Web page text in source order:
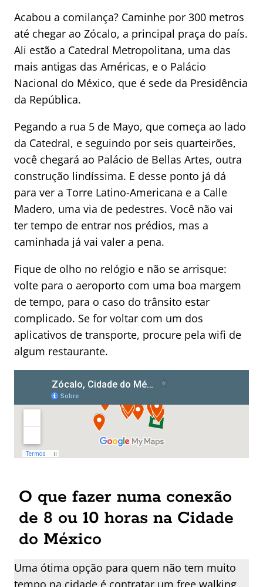
Acabou a comilança? Caminhe por 300 metros
até chegar ao Zócalo, a principal praça do país.
Ali estão a Catedral Metropolitana, uma das
mais antigas das Américas, e o Palácio
Nacional do México, que é sede da Presidência
da República.
Pegando a rua 5 de Mayo, que começa ao lado
da Catedral, e seguindo por seis quarteirões,
você chegará ao Palácio de Bellas Artes, outra
construção lindíssima. E desse ponto já dá
para ver a Torre Latino-Americana e a Calle
Madero, uma via de pedestres. Você não vai
ter tempo de entrar nos prédios, mas a
caminhada já vai valer a pena.
Fique de olho no relógio e não se arrisque:
volte para o aeroporto com uma boa margem
de tempo, para o caso do trânsito estar
complicado. Se for voltar com um dos
aplicativos de transporte, procure pela wifi de
algum restaurante.
O que fazer numa conexão
de 8 ou 10 horas na Cidade
do México
Uma ótima opção para quem não tem muito